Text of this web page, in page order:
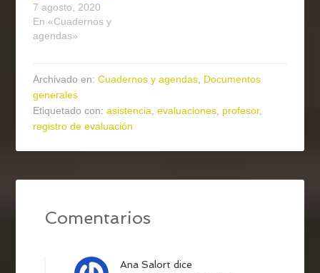
7 agosto, 2020
En «Cuadernos y
agendas»
Archivado en:Cuadernos y agendas Documentos
generales
Etiquetado con:asistencia ,evaluaciones profesor,
registro de evaluación
Comentarios
Ana Salort dice